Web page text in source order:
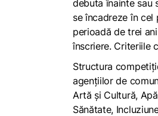
debuta înainte sau
se încadreze în
perioadă de trei
înscriere. Criteriile
Structura
agențiilor de
Artă și Cultură,
Sănătate,